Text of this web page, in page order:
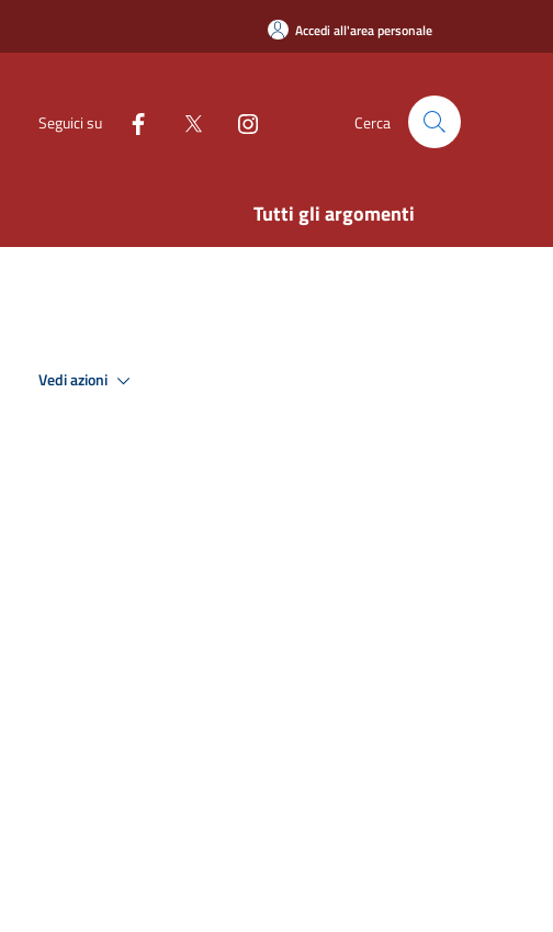
Accedi all'area personale
Seguici su Cerca
Tutti gli argomenti
Vedi azioni